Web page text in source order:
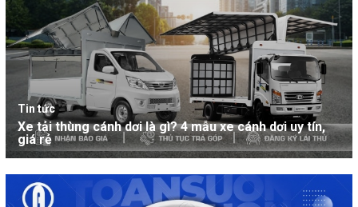
Tin tức
Xe tải thùng cánh dơi là gì? 4 mẫu xe cánh dơi uy tín,
giá rẻ